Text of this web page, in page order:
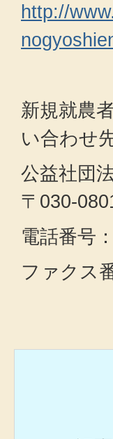
http://
新規就農
い合わせ
公益社団
〒030-
電話番号
ファクス